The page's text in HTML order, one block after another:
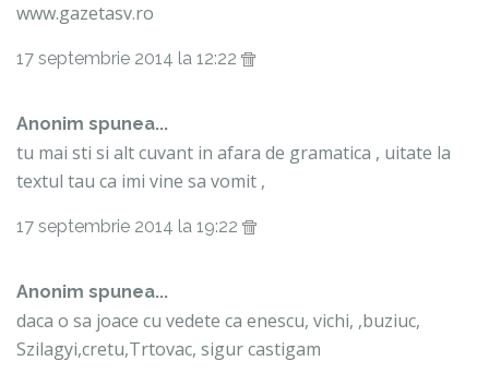
www.gazetasv.ro
17 septembrie 2014 la 12:22
Anonim spunea...
tu mai sti si alt cuvant in afara de gramatica , uitate la
textul tau ca imi vine sa vomit ,
17 septembrie 2014 la 19:22
Anonim spunea...
daca o sa joace cu vedete ca enescu, vichi, ,buziuc,
Szilagyi,cretu,Trtovac, sigur castigam